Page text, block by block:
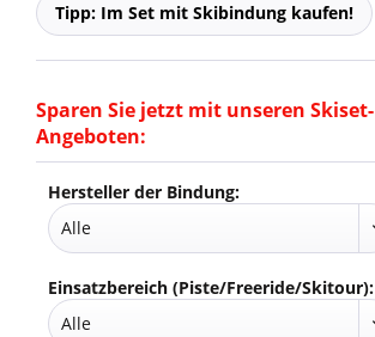
Tipp: Im Set mit Skibindung kaufen!
Sparen Sie jetzt mit unseren Skiset-
Angeboten:
Hersteller der Bindung:
Einsatzbereich (Piste/Freeride/Skitour):